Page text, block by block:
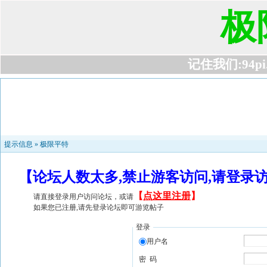
极
记住我们
提示信息 » 极限平特
【论坛人数太多,禁止游客访问,请登
请直接登录用户访问论坛，或请 【 点这里注册】
如果您已注册,请先登录论坛即可游览帖子
登录
用户名
密 码